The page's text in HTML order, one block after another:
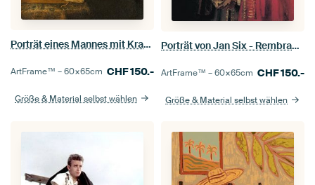
Porträt eines Mannes mit Kragen - Rembrandt van Rijn
ArtFrame™ –60×65cm CHF150.-
Größe & Material selbst wählen
Porträt von Jan Six - Rembrandt
ArtFrame™ –60×65cm CHF150.-
Größe & Material selbst wählen